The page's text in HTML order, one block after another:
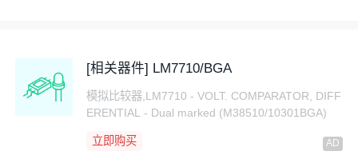
[相关器件] LM7710/BGA
模拟比较器,LM7710 - VOLT. COMPARATOR, DIFF
ERENTIAL - Dual marked (M38510/10301BGA)
立即购买